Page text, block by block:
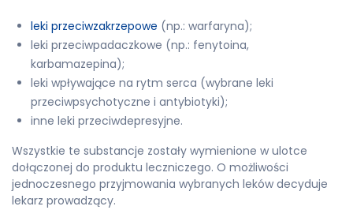
leki przeciwzakrzepowe (np.: warfaryna);
leki przeciwpadaczkowe (np.: fenytoina,
karbamazepina);
leki wpływające na rytm serca (wybrane leki
przeciwpsychotyczne i antybiotyki);
inne leki przeciwdepresyjne.
Wszystkie te substancje zostały wymienione w ulotce
dołączonej do produktu leczniczego. O możliwości
jednoczesnego przyjmowania wybranych leków decyduje
lekarz prowadzący.